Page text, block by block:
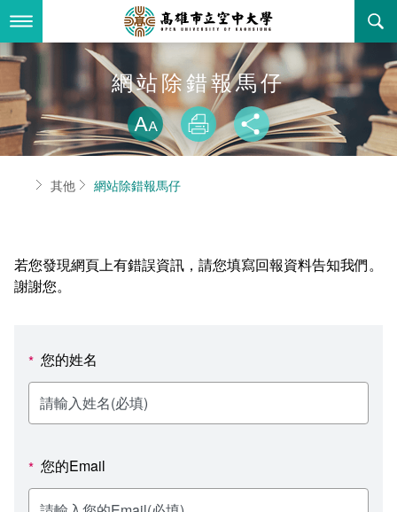
到
要
內最新消息
全部公告
教務公告
學系公告
活動研習
歷史訊息
新聞媒體專區
校園行事曆
報名系統
關於本校
空大簡介
立案證明
空大有利的學習條件
環境設備
本校位置
資訊圖像化專區
活動花絮
影音資訊
行政單位
行政單位簡介
校長室
教務處課務組
學習指導中心
輔導處
研發處
學術單位
通識教育中心
法律學系
大眾傳播學系
外國語文學系
文化藝術學系
其他好站
資訊相關法規
校務資訊
新生報名
在學資訊
校務系統
課程大綱
網路選課
校內系統
資訊服務線上報修系統
消耗品申請
問卷調查
法令規章
網站除錯報馬仔
略過字型切
放大
列印 分享
首頁其他 網站除錯報馬仔
若您發現網頁上有錯誤資訊，請您填寫回報資料告知我們。
謝謝您。
* 您的姓名
* 您的Email